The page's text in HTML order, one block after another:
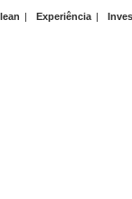
| Experiência |